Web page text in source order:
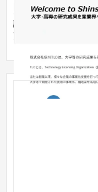
既存のホームページ
識がないと簡単に更
更するこ...